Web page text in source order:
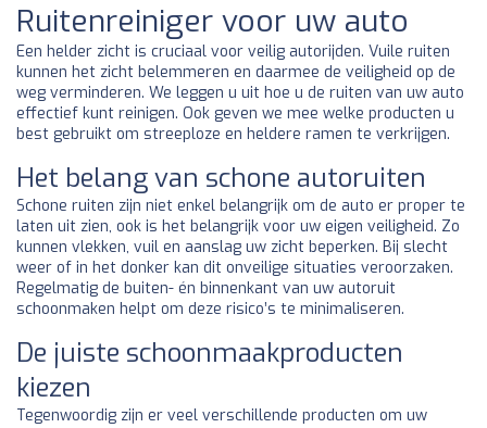
Ruitenreiniger voor uw auto
Een helder zicht is cruciaal voor veilig autorijden. Vuile ruiten
kunnen het zicht belemmeren en daarmee de veiligheid op de
weg verminderen. We leggen u uit hoe u de ruiten van uw auto
effectief kunt reinigen. Ook geven we mee welke producten u
best gebruikt om streeploze en heldere ramen te verkrijgen.
Het belang van schone autoruiten
Schone ruiten zijn niet enkel belangrijk om de auto er proper te
laten uit zien, ook is het belangrijk voor uw eigen veiligheid. Zo
kunnen vlekken, vuil en aanslag uw zicht beperken. Bij slecht
weer of in het donker kan dit onveilige situaties veroorzaken.
Regelmatig de buiten- én binnenkant van uw autoruit
schoonmaken helpt om deze risico’s te minimaliseren.
De juiste schoonmaakproducten
kiezen
Tegenwoordig zijn er veel verschillende producten om uw